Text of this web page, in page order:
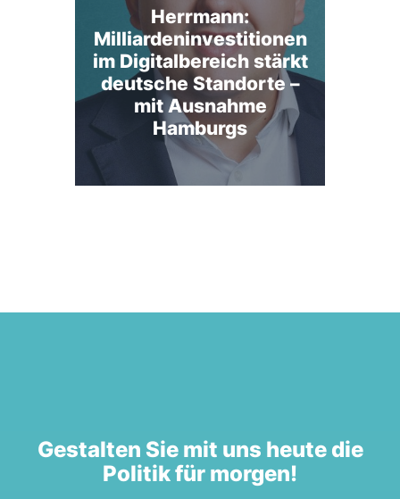
Herrmann:
Milliardeninvestitionen
im Digitalbereich stärkt
deutsche Standorte –
mit Ausnahme
Hamburgs
Gestalten Sie mit uns heute die
Politik für morgen!